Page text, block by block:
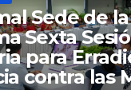
Sede de la
Sexta
para
contra las